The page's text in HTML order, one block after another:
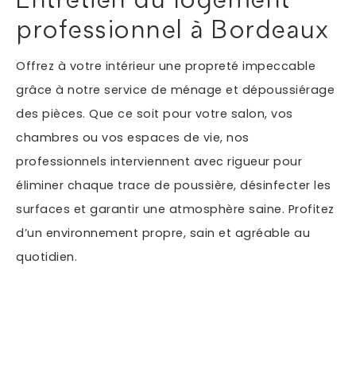
professionnel à Bordeaux
Offrez à votre intérieur une propreté impeccable
grâce à notre service de ménage et dépoussiérage
des pièces. Que ce soit pour votre salon, vos
chambres ou vos espaces de vie, nos
professionnels interviennent avec rigueur pour
éliminer chaque trace de poussière, désinfecter les
surfaces et garantir une atmosphère saine. Profitez
d’un environnement propre, sain et agréable au
quotidien.
En soumettant ce formulaire, j'accepte que les
informations saisies soient exploitées dans le cadre
de ma demande.*